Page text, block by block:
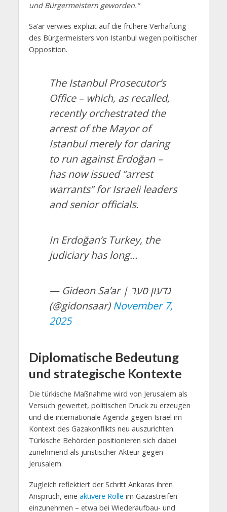
und Bürgermeistern geworden.“
Sa’ar verwies explizit auf die frühere Verhaftung
des Bürgermeisters von Istanbul wegen politischer
Opposition.
The Istanbul Prosecutor’s
Office – which, as recalled,
recently orchestrated the
arrest of the Mayor of
Istanbul merely for daring
to run against Erdoğan –
has now issued “arrest
warrants” for Israeli leaders
and senior officials.
In Erdoğan’s Turkey, the
judiciary has long…
— Gideon Sa’ar | גדעון סער
(@gidonsaar) November 7,
2025
Diplomatische Bedeutung
und strategische Kontexte
Die türkische Maßnahme wird von Jerusalem als
Versuch gewertet, politischen Druck zu erzeugen
und die internationale Agenda gegen Israel im
Kontext des Gazakonflikts neu auszurichten.
Türkische Behörden positionieren sich dabei
zunehmend als juristischer Akteur gegen
Jerusalem.
Zugleich reflektiert der Schritt Ankaras ihren
Anspruch, eine aktivere Rolle im Gazastreifen
einzunehmen – etwa bei Wiederaufbau- und